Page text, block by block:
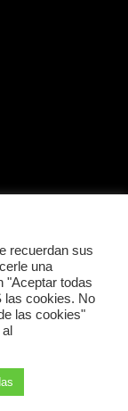
de Privacidad
Declaración de Cookies
recuerdan sus
una
"Aceptar todas
las cookies. No
las cookies"